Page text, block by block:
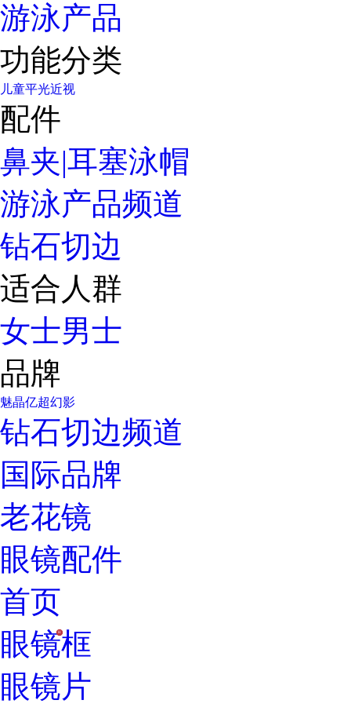
游泳产品
功能分类
儿童平光近视
配件
鼻夹|耳塞泳帽
游泳产品频道
钻石切边
适合人群
女士男士
品牌
魅晶亿超幻影
钻石切边频道
国际品牌
老花镜
眼镜配件
首页
H
眼镜框
眼镜片